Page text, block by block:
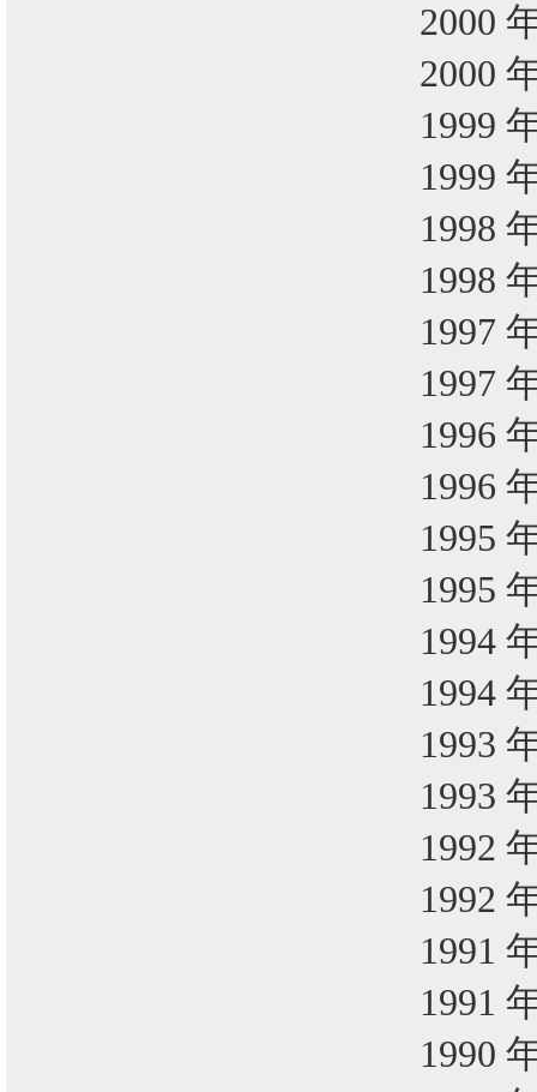
2000
2000
1999
1999
1998
1998
1997
1997
1996
1996
1995
1995
1994
1994
1993
1993
1992
1992
1991
1991
1990